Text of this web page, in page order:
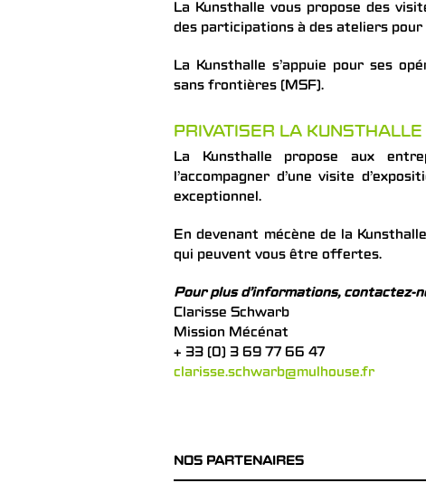
La Kunsthalle vous propose des
des participations à des ateliers
La Kunsthalle s’appuie pour ses
sans frontières (MSF).
PRIVATISER LA
La Kunsthalle propose aux
l’accompagner d’une visite
exceptionnel.
En devenant mécène de la
qui peuvent vous être offertes.
Pour plus d’informations, contactez-
Clarisse Schwarb
Mission Mécénat
+ 33 (0) 3 69 77 66 47
clarisse.schwarb@mulhouse.fr
NOS PARTENAIRES